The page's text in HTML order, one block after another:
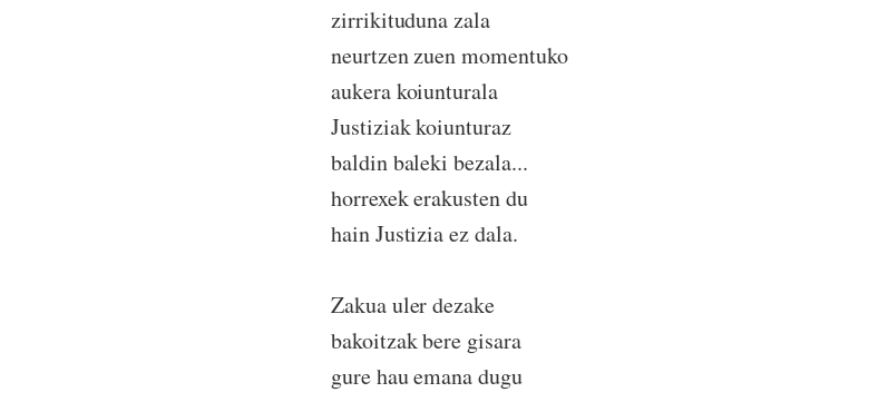
zirrikituduna zala
neurtzen zuen momentuko
aukera koiunturala
Justiziak koiunturaz
baldin baleki bezala...
horrexek erakusten du
hain Justizia ez dala.
Zakua uler dezake
bakoitzak bere gisara
gure hau emana dugu